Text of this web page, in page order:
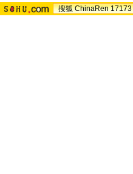
搜狐 ChinaRen 17173